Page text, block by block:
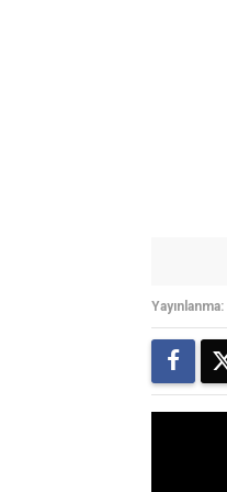
Yayınlanma: